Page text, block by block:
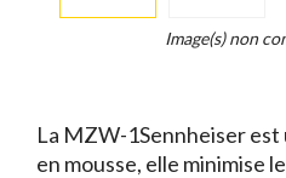
Image(s) non
La MZW-1Sennheiser
en mousse, elle minimise